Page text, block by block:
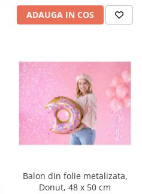
ADAUGA IN COS
Balon din folie metalizata,
Donut, 48 x 50 cm